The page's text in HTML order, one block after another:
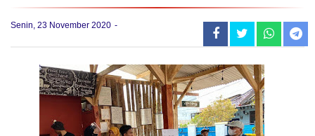
Senin, 23 November 2020